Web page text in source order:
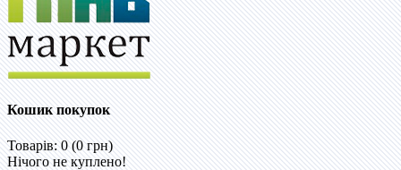
Кошик покупок
Товарів: 0 (0 грн)
Нічого не куплено!